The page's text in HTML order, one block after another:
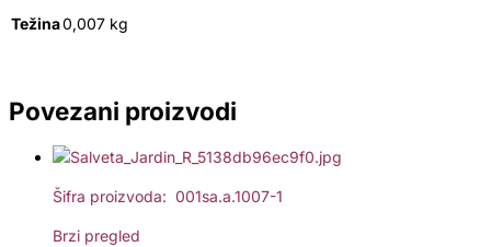
Težina0,007 kg
Povezani proizvodi
Šifra proizvoda: 001sa.a.1007-1
Brzi pregled